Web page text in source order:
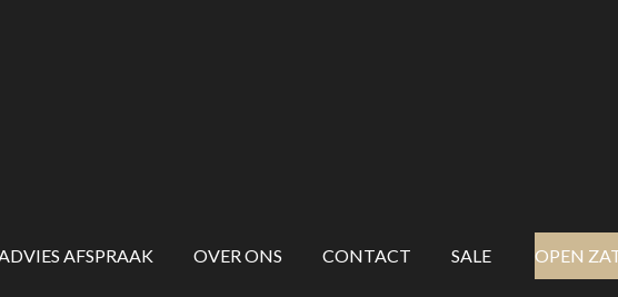
AFSPRAAK OVER ONS CONTACT SALE OPEN